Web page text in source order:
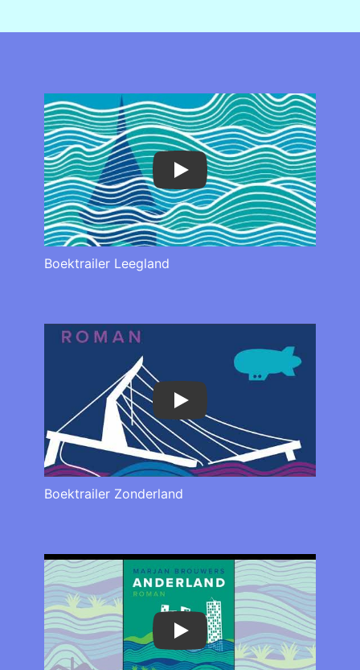
Play
Boektrailer Leegland
Play
Boektrailer Zonderland
Play